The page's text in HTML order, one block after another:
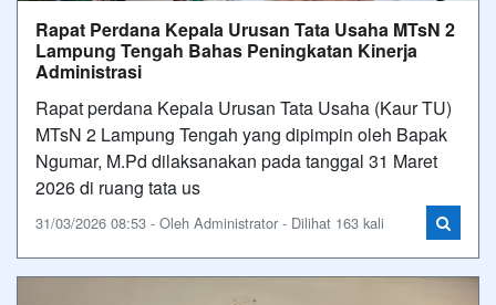
Rapat Perdana Kepala Urusan Tata Usaha MTsN 2
Lampung Tengah Bahas Peningkatan Kinerja
Administrasi
Rapat perdana Kepala Urusan Tata Usaha (Kaur TU)
MTsN 2 Lampung Tengah yang dipimpin oleh Bapak
Ngumar, M.Pd dilaksanakan pada tanggal 31 Maret
2026 di ruang tata us
31/03/2026 08:53 - Oleh Administrator - Dilihat 163 kali